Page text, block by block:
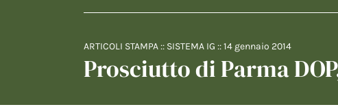
ARTICOLI STAMPA :: SISTEMA IG ::14 gennaio 2014
Prosciutto di Parma